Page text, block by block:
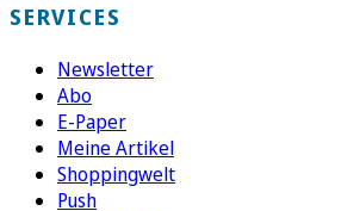
SERVICES
Newsletter
Abo
E-Paper
Meine Artikel
Shoppingwelt
Push